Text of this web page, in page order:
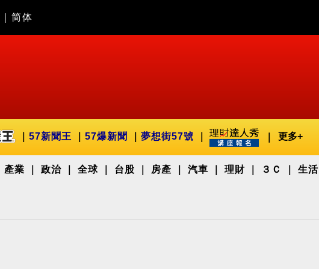
简体
57新聞王 57爆新聞 夢想街57號 更多+
產業 政治 全球 台股 房產 汽車 理財 ３Ｃ 生活